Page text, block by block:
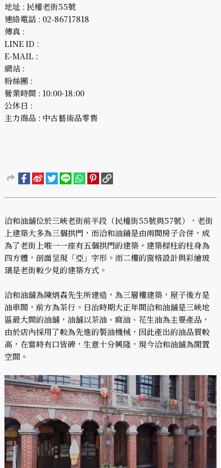
地址 : 民權老街55號
連絡電話 : 02-86717818
傳真 :
LINE ID :
E-MAIL :
網站 :
粉絲團 :
營業時間 : 10:00-18:00
公休日 :
主力商品 : 中古藝術品零售
洽和油舖位於三峽老街前半段（民權街55號與57號），老街
上建築大多為三個拱門，而洽和油鋪是由兩間房子合併，成
為了老街上唯一一座有五個拱門的建築。建築樑柱的柱身為
四方體，剖面呈現「亞」字形。而二樓的窗格設計與彩繪玻
璃是老街較少見的建築方式。
洽和油舖為陳炳森先生所建造，為三層樓建築，屋子後方是
油車間，前方為茶行。日治時期大正年間洽和油舖是三峽地
區最大間的油舖，油舖以茶油、麻油、花生油為主要產品，
由於店內採用了較為先進的製油機械，因此產出的油品質較
高，在當時有口皆碑，生意十分興隆，現今洽和油舖為閒置
空間。